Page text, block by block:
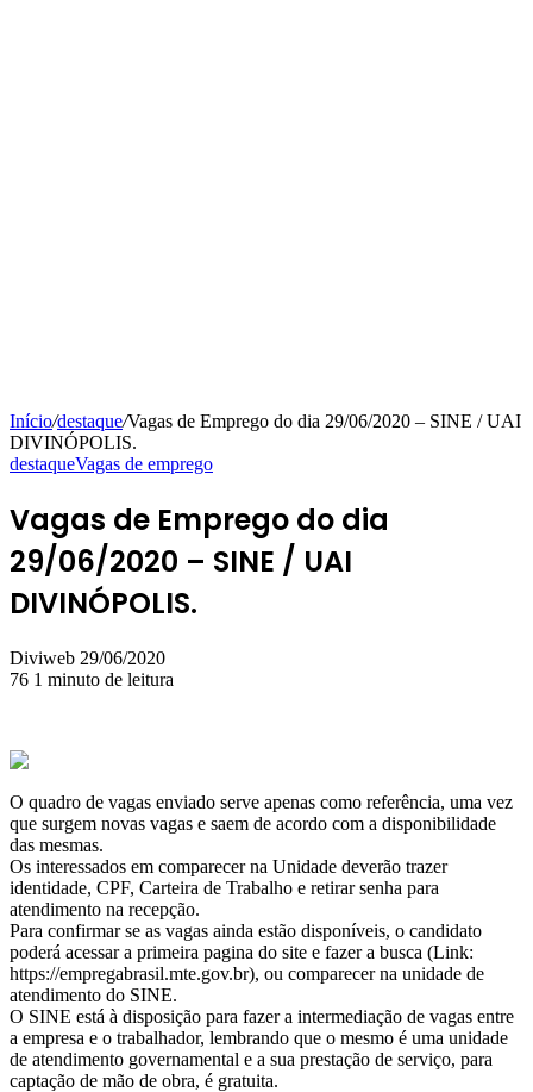
Início/destaque/Vagas de Emprego do dia 29/06/2020 – SINE / UAI
DIVINÓPOLIS.
destaqueVagas de emprego
Vagas de Emprego do dia
29/06/2020 – SINE / UAI
DIVINÓPOLIS.
Diviweb Mande
um
29/06/2020
76 1 minuto de leitura
O quadro de vagas enviado serve apenas como referência, uma vez
que surgem novas vagas e saem de acordo com a disponibilidade
das mesmas.
Os interessados em comparecer na Unidade deverão trazer
identidade, CPF, Carteira de Trabalho e retirar senha para
atendimento na recepção.
Para confirmar se as vagas ainda estão disponíveis, o candidato
poderá acessar a primeira pagina do site e fazer a busca (Link:
https://empregabrasil.mte.gov.br), ou comparecer na unidade de
atendimento do SINE.
O SINE está à disposição para fazer a intermediação de vagas entre
a empresa e o trabalhador, lembrando que o mesmo é uma unidade
de atendimento governamental e a sua prestação de serviço, para
captação de mão de obra, é gratuita.